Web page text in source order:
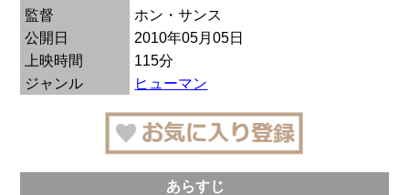
監督
ホン・サンス
公開日
2010年05月05日
上映時間
115分
ジャンル
ヒューマン
あらすじ